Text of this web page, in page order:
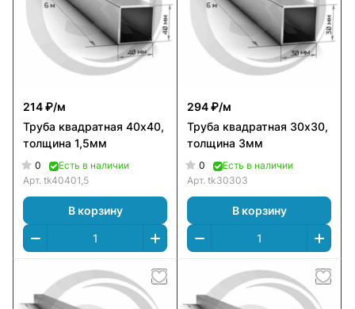
214 ₽/м
Труба квадратная 40х40,
толщина 1,5мм
0
Есть в наличии
Арт. tk40401,5
В корзину
294 ₽/м
Труба квадратная 30х30,
толщина 3мм
0
Есть в наличии
Арт. tk30303
В корзину